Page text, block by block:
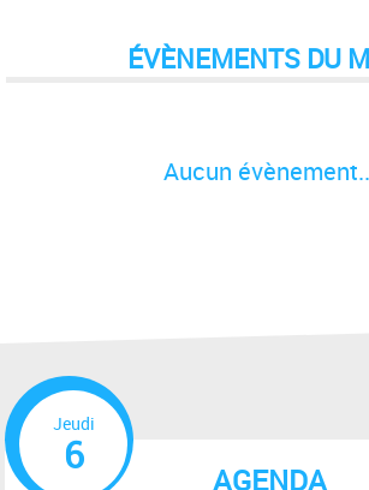
ÉVÈNEMENTS DU
Aucun
AGENDA
Jeudi
6